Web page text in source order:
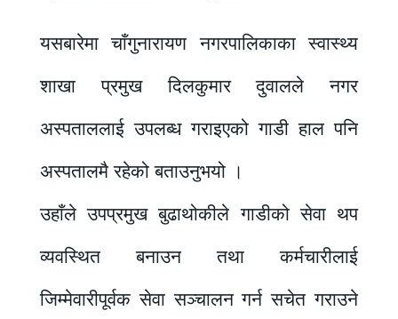
यसबारेमा चाँगुनारायण नगरपालिकाका स्वास्थ्य
शाखा प्रमुख दिलकुमार दुवालले नगर
अस्पताललाई उपलब्ध गराइएको गाडी हाल पनि
अस्पतालमै रहेको बताउनुभयो ।
उहाँले उपप्रमुख बुढाथोकीले गाडीको सेवा थप
व्यवस्थित बनाउन तथा कर्मचारीलाई
जिम्मेवारीपूर्वक सेवा सञ्चालन गर्न सचेत गराउने